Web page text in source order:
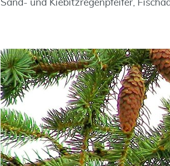
Sand- und Kiebitzregenpfeifer,